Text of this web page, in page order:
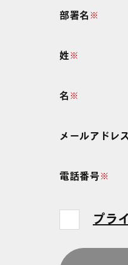
※
部署名
※
姓
※
名
メールアドレス
※
電話番号
プラ